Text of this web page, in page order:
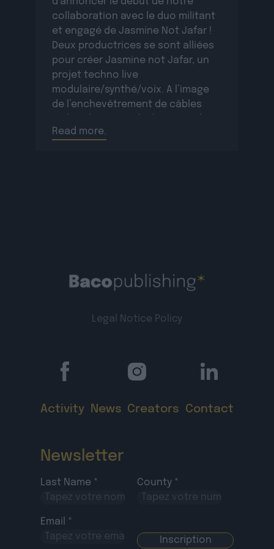
collaboration avec le duo militant
et engagé de Jasmine Not Jafar !
Deux productrices se sont alliées
pour créer Jasmine not Jafar, un
projet techno live
modulaire/synthé/voix. A l’image
de l’enchevêtrement de câbles
leurs modulaires, les Jasmine Not
Read more.
Legal Notice Policy
Activity News Creators Contact
Newsletter
Last Name * County *
Email *